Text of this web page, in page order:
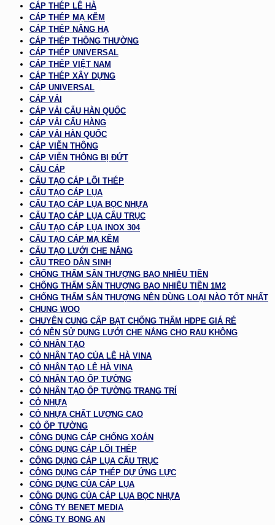
CÁP THÉP LÊ HÀ
CÁP THÉP MẠ KẼM
CÁP THÉP NÂNG HẠ
CÁP THÉP THÔNG THƯỜNG
CÁP THÉP UNIVERSAL
CÁP THÉP VIỆT NAM
CÁP THÉP XÂY DỰNG
CÁP UNIVERSAL
CÁP VẢI
CÁP VẢI CẨU HÀN QUỐC
CÁP VẢI CẨU HÀNG
CÁP VẢI HÀN QUỐC
CÁP VIỄN THÔNG
CÁP VIỄN THÔNG BỊ ĐỨT
CẨU CÁP
CẤU TẠO CÁP LÕI THÉP
CẤU TẠO CÁP LỤA
CẤU TẠO CÁP LỤA BỌC NHỰA
CẤU TẠO CÁP LỤA CẨU TRỤC
CẤU TẠO CÁP LỤA INOX 304
CẤU TẠO CÁP MẠ KẼM
CẤU TẠO LƯỚI CHE NẮNG
CẦU TREO DÂN SINH
CHỐNG THẤM SÂN THƯỢNG BAO NHIÊU TIỀN
CHỐNG THẤM SÂN THƯỢNG BAO NHIÊU TIỀN 1M2
CHỐNG THẤM SÂN THƯỢNG NÊN DÙNG LOẠI NÀO TỐT NHẤT
CHUNG WOO
CHUYÊN CUNG CẤP BẠT CHỐNG THẤM HDPE GIÁ RẺ
CÓ NÊN SỬ DỤNG LƯỚI CHE NẮNG CHO RAU KHÔNG
CỎ NHÂN TẠO
CỎ NHÂN TẠO CỦA LÊ HÀ VINA
CỎ NHÂN TẠO LÊ HÀ VINA
CỎ NHÂN TẠO ỐP TƯỜNG
CỎ NHÂN TẠO ỐP TƯỜNG TRANG TRÍ
CỎ NHỰA
CỎ NHỰA CHẤT LƯỢNG CAO
CỎ ỐP TƯỜNG
CÔNG DỤNG CÁP CHỐNG XOẮN
CÔNG DỤNG CÁP LÕI THÉP
CÔNG DỤNG CÁP LỤA CẨU TRỤC
CÔNG DỤNG CÁP THÉP DỰ ỨNG LỰC
CÔNG DỤNG CỦA CÁP LỤA
CÔNG DỤNG CỦA CÁP LỤA BỌC NHỰA
CÔNG TY BENET MEDIA
CÔNG TY BONG AN